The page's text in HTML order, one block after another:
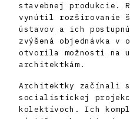
stavebnej produkcie.
vynútil rozširovanie
ústavov a ich
zvýšená objednávka
otvorila možnosti na
architektkám.
Architektky začínali
socialistickej
kolektívoch. Ich